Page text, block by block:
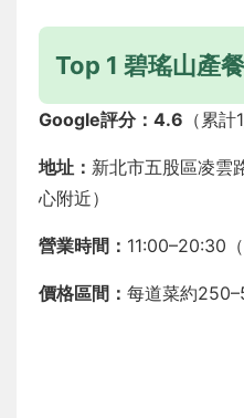
Top 1 碧瑤山產
Google評分：4.6 （累
地址： 新北市五股區凌雲
心附近）
營業時間： 11:00–20:30（
價格區間： 每道菜約